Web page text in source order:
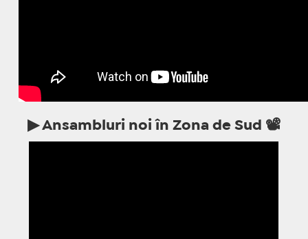
▶ Ansambluri noi în Zona de Sud 📽